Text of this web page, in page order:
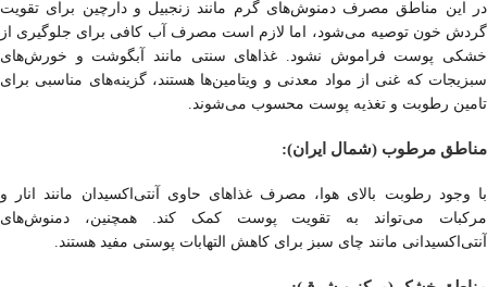
در این مناطق مصرف دمنوش‌های گرم مانند زنجبیل و دارچین برای تقویت
گردش خون توصیه می‌شود، اما لازم است مصرف آب کافی برای جلوگیری از
خشکی پوست فراموش نشود. غذاهای سنتی مانند آبگوشت و خورش‌های
سبزیجات که غنی از مواد معدنی و ویتامین‌ها هستند، گزینه‌های مناسبی برای
تامین رطوبت و تغذیه پوست محسوب می‌شوند.
مناطق مرطوب (شمال ایران):
با وجود رطوبت بالای هوا، مصرف غذاهای حاوی آنتی‌اکسیدان مانند انار و
مرکبات می‌تواند به تقویت پوست کمک کند. همچنین، دمنوش‌های
آنتی‌اکسیدانی مانند چای سبز برای کاهش التهابات پوستی مفید هستند.